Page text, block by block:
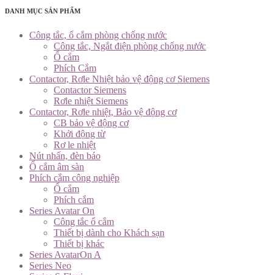
DANH MỤC SẢN PHẨM
Công tắc, ổ cắm phòng chống nước
Công tắc, Ngắt điện phòng chống nước
Ổ cắm
Phích Cắm
Contactor, Rơle Nhiệt bảo vệ động cơ Siemens
Contactor Siemens
Rơle nhiệt Siemens
Contactor, Rơle nhiệt, Bảo vệ động cơ
CB bảo vệ động cơ
Khởi động từ
Rơ le nhiệt
Nút nhấn, đèn báo
Ổ cắm âm sàn
Phích cắm công nghiệp
Ổ cắm
Phích cắm
Series Avatar On
Công tắc ổ cắm
Thiết bị dành cho Khách sạn
Thiết bị khác
Series AvatarOn A
Series Neo